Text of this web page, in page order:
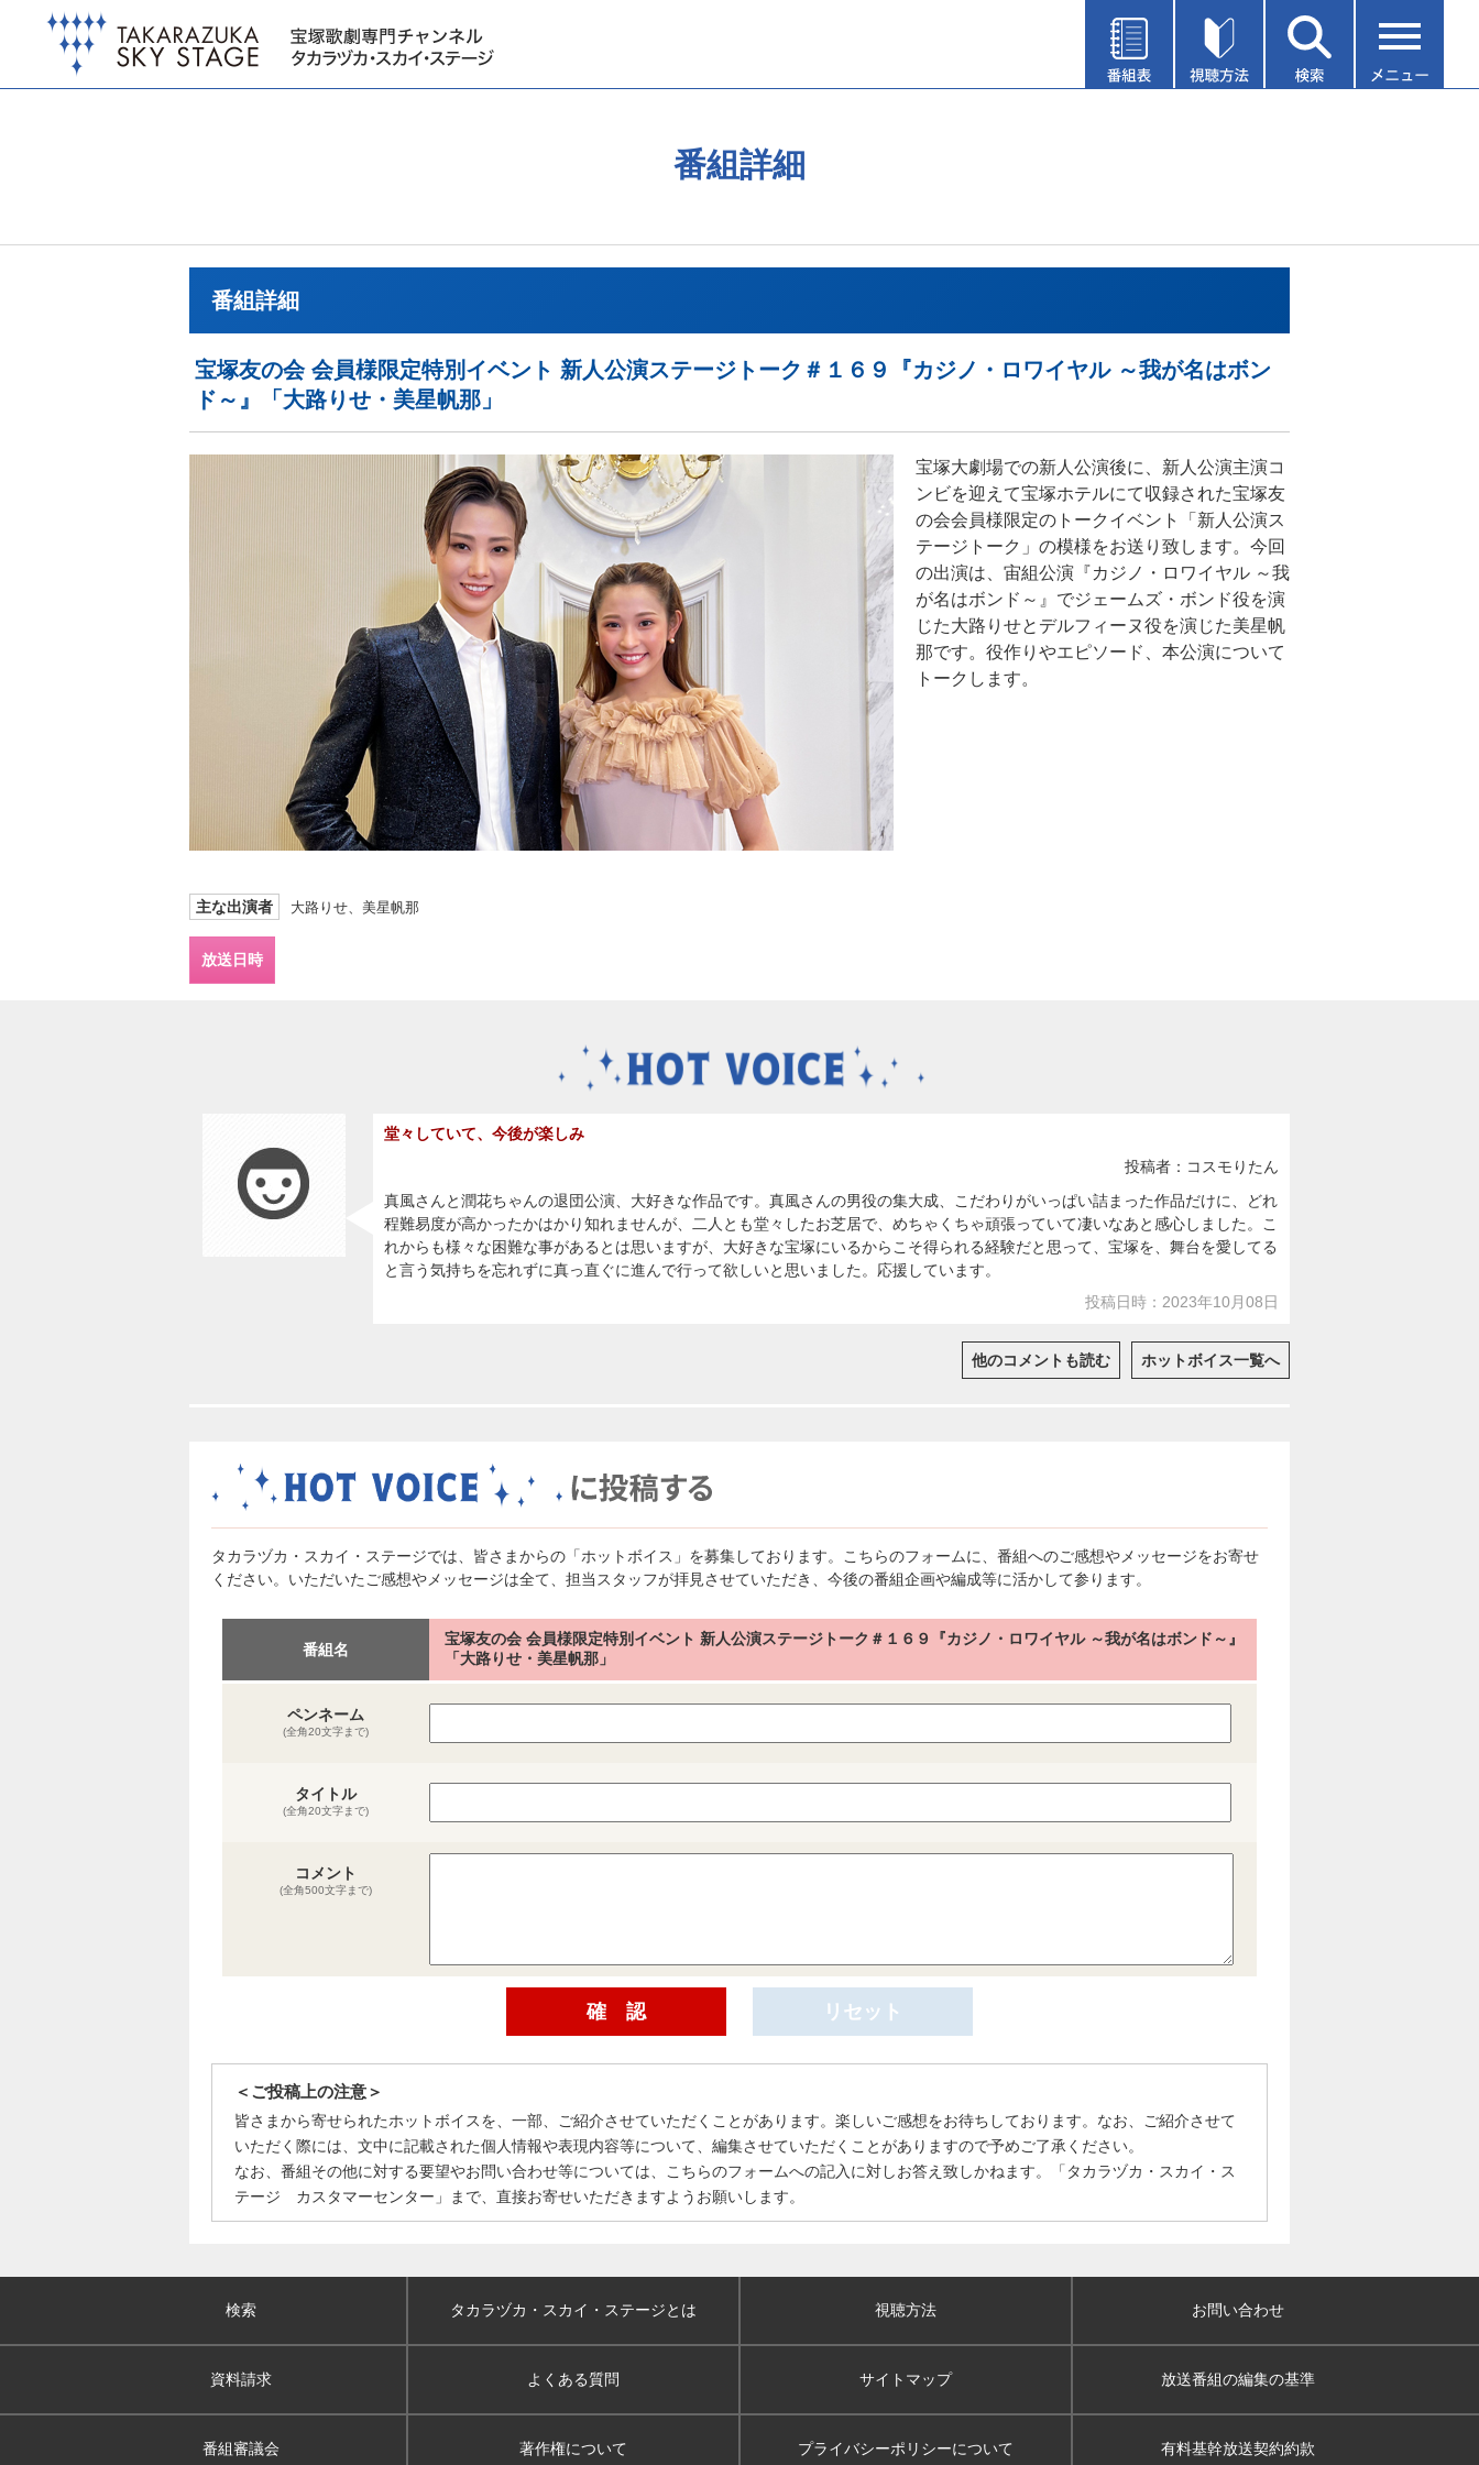
番組詳細
番組詳細
宝塚友の会 会員様限定特別イベント 新人公演ステージトーク＃１６９『カジノ・ロワイヤル ～我が名はボン
ド～』「大路りせ・美星帆那」
宝塚大劇場での新人公演後に、新人公演主演コ
ンビを迎えて宝塚ホテルにて収録された宝塚友
の会会員様限定のトークイベント「新人公演ス
テージトーク」の模様をお送り致します。今回
の出演は、宙組公演『カジノ・ロワイヤル ～我
が名はボンド～』でジェームズ・ボンド役を演
じた大路りせとデルフィーヌ役を演じた美星帆
那です。役作りやエピソード、本公演について
トークします。
主な出演者 大路りせ、美星帆那
放送日時
堂々していて、今後が楽しみ
投稿者：コスモりたん
真風さんと潤花ちゃんの退団公演、大好きな作品です。真風さんの男役の集大成、こだわりがいっぱい詰まった作品だけに、どれ
程難易度が高かったかはかり知れませんが、二人とも堂々したお芝居で、めちゃくちゃ頑張っていて凄いなあと感心しました。こ
れからも様々な困難な事があるとは思いますが、大好きな宝塚にいるからこそ得られる経験だと思って、宝塚を、舞台を愛してる
と言う気持ちを忘れずに真っ直ぐに進んで行って欲しいと思いました。応援しています。
投稿日時：2023年10月08日
他のコメントも読む ホットボイス一覧へ
タカラヅカ・スカイ・ステージでは、皆さまからの「ホットボイス」を募集しております。こちらのフォームに、番組へのご感想やメッセージをお寄せ
ください。いただいたご感想やメッセージは全て、担当スタッフが拝見させていただき、今後の番組企画や編成等に活かして参ります。
番組名
宝塚友の会 会員様限定特別イベント 新人公演ステージトーク＃１６９『カジノ・ロワイヤル ～我が名はボンド～』
「大路りせ・美星帆那」
ペンネーム
(全角20文字まで)
タイトル
(全角20文字まで)
コメント
(全角500文字まで)
＜ご投稿上の注意＞
皆さまから寄せられたホットボイスを、一部、ご紹介させていただくことがあります。楽しいご感想をお待ちしております。なお、ご紹介させて
いただく際には、文中に記載された個人情報や表現内容等について、編集させていただくことがありますので予めご了承ください。
なお、番組その他に対する要望やお問い合わせ等については、こちらのフォームへの記入に対しお答え致しかねます。「タカラヅカ・スカイ・ス
テージ カスタマーセンター」まで、直接お寄せいただきますようお願いします。
検索 タカラヅカ・スカイ ・ステージとは 視聴方法 お問い合わせ
資料請求 よくある質問 サイトマップ 放送番組の編集の基準
番組審議会 著作権について プライバシーポリシーについて 有料基幹放送契約約款